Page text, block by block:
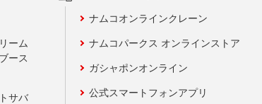
ーム
ース
サバ
ナムコオンラインクレーン
ナムコパークス オンラインストア
ガシャポンオンライン
公式スマートフォンアプリ